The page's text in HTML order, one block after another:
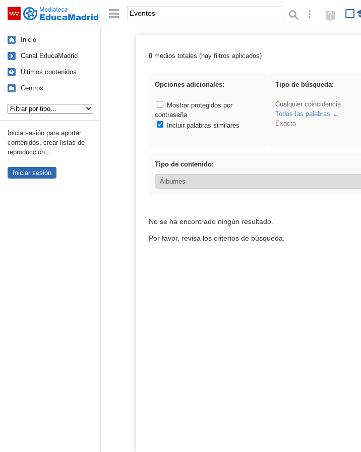
Saltar navegación Palabra o frase: Búsqueda avanzada
Ayuda
(en
Inicio
Canal EducaMadrid
Últimos contenidos
Centros
Inicia sesión para aportar
contenidos, crear listas de
reproducción...
Iniciar sesión
Resultados de: Eventos
0medios totales (hay filtros aplicados)
Opciones adicionales:
Mostrar protegidos por
contraseña
Incluir palabras similares
Tipo de búsqueda:
Cualquier coincidencia
Todas las palabras
Exacta
Tipo de contenido:
No se ha encontrado ningún resultado.
Por favor, revisa los criterios de búsqueda.